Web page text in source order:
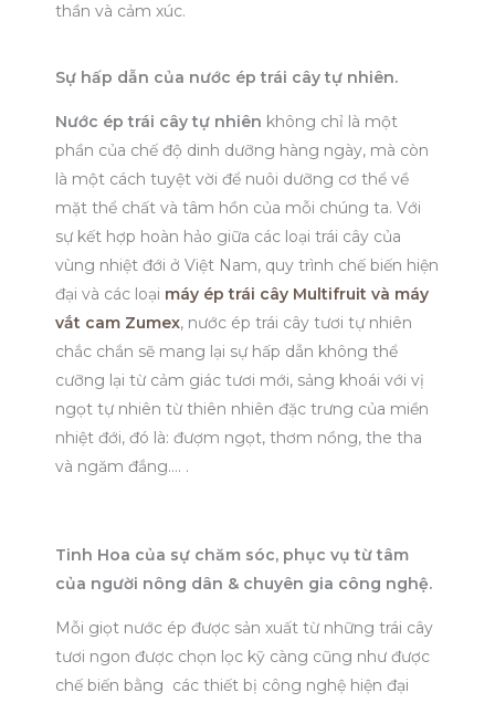
thần và cảm xúc.
Sự hấp dẫn của nước ép trái cây tự nhiên.
Nước ép trái cây tự nhiên không chỉ là một
phần của chế độ dinh dưỡng hàng ngày, mà còn
là một cách tuyệt vời để nuôi dưỡng cơ thể về
mặt thể chất và tâm hồn của mỗi chúng ta. Với
sự kết hợp hoàn hảo giữa các loại trái cây của
vùng nhiệt đới ở Việt Nam, quy trình chế biến hiện
đại và các loại máy ép trái cây Multifruit và máy
vắt cam Zumex, nước ép trái cây tươi tự nhiên
chắc chắn sẽ mang lại sự hấp dẫn không thể
cưỡng lại từ cảm giác tươi mới, sảng khoái với vị
ngọt tự nhiên từ thiên nhiên đặc trưng của miền
nhiệt đới, đó là: đượm ngọt, thơm nồng, the tha
và ngăm đắng…. .
Tinh Hoa của sự chăm sóc, phục vụ từ tâm
của người nông dân & chuyên gia công nghệ.
Mỗi giọt nước ép được sản xuất từ những trái cây
tươi ngon được chọn lọc kỹ càng cũng như được
chế biến bằng các thiết bị công nghệ hiện đại